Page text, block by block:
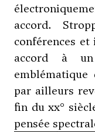
accord.
conférences
accord à
par ailleurs
fin du xx°
pensée